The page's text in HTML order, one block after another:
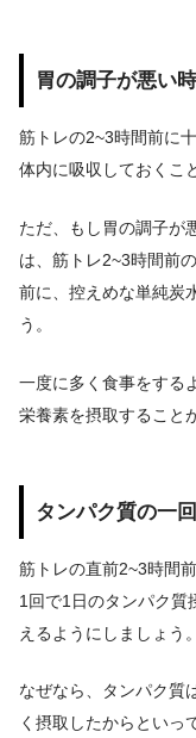
胃の調子が悪い
筋トレの2~3時間前に
体内に吸収しておくこ
ただ、もし胃の調子が
は、筋トレ2~3時間前
前に、控えめな単純炭
う。
一度に多く食事をする
栄養素を摂取すること
タンパク質の一
筋トレの直前2~3時間
1回で1日のタンパク質
えるようにしましょう。
なぜなら、タンパク質
く摂取したからといっ